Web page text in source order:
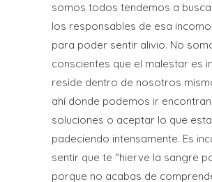
somos todos tendemos a
los responsables de esa
para poder sentir alivio. No
conscientes que el malestar es
reside dentro de nosotros
ahí donde podemos ir
soluciones o aceptar lo que
padeciendo intensamente. Es
sentir que te “hierve la sangre
porque no acabas de